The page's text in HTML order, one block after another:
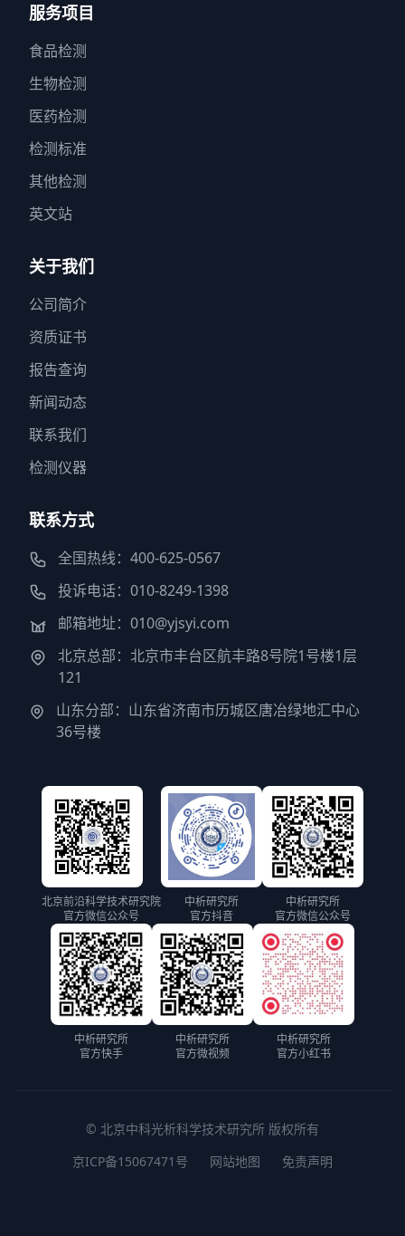
服务项目
食品检测
生物检测
医药检测
检测标准
其他检测
英文站
关于我们
公司简介
资质证书
报告查询
新闻动态
联系我们
检测仪器
联系方式
全国热线：400-625-0567
投诉电话：010-8249-1398
邮箱地址：010@yjsyi.com
北京总部：北京市丰台区航丰路8号院1号楼1层
121
山东分部：山东省济南市历城区唐冶绿地汇中心
36号楼
北京前沿科学技术研究院
官方微信公众号
中析研究所
官方抖音
中析研究所
官方微信公众号
中析研究所
官方快手
中析研究所
官方微视频
中析研究所
官方小红书
© 北京中科光析科学技术研究所 版权所有
京ICP备15067471号
网站地图 免责声明